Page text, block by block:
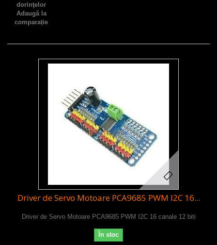
dorinţelor
Adaugă la
comparație
Driver de Servo Motoare PCA9685 PWM I2C 16...
Driver de Servo Motoare PCA9685 PWM I2C 16 canale 12 biti
În stoc